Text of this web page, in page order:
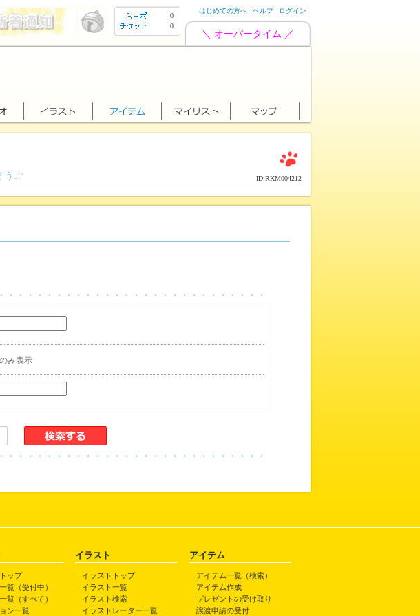
0
0
はじめての方へ ヘルプ ログイン
＼ オーバータイム ／
うご ID:RKM004212
み表示
ップ
覧（受付中）
覧（すべて）
ン一覧
イラスト
イラストトップ
イラスト一覧
イラスト検索
イラストレーター一覧
アイテム
アイテム一覧（検索）
アイテム作成
プレゼントの受け取り
譲渡申請の受付